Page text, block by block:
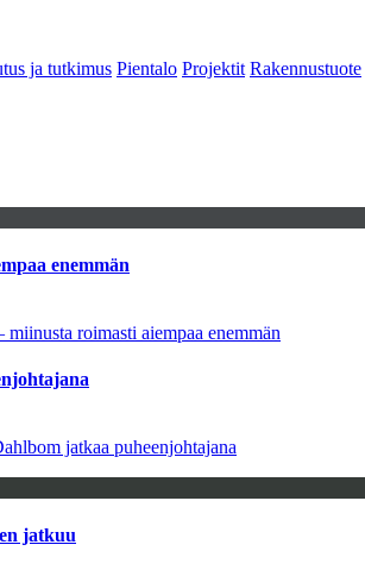
ja tutkimus Pientalo Projektit Rakennustuote
enemmän
roimasti aiempaa enemmän
jatkaa puheenjohtajana
jatkuu